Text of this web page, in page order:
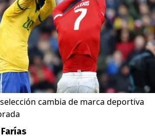
cambia de marca deportiva